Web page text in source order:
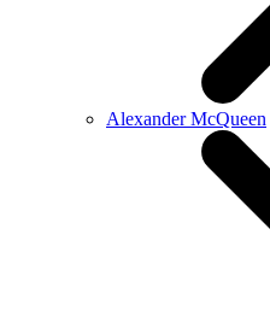
Alexander McQueen